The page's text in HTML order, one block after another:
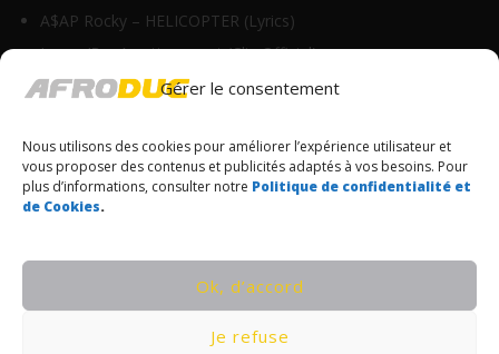
Gérer le consentement
Nous utilisons des cookies pour améliorer l’expérience utilisateur et
vous proposer des contenus et publicités adaptés à vos besoins. Pour
plus d’informations, consulter notre Politique de confidentialité et
de Cookies.
Ok, d’accord
Je refuse
A$AP Rocky – HELICOPTER (Lyrics)
Innoss’B – Avertissement (Clip Officiel)
Sins – Plus Que Toi (Lyrics)
Falcao Bello – Fatoumata (Lyrics + English…
Rob49 feat Loe Shimmy – I Need Us (Lyrics)
Terrian – Jesus Is Love (Lyrics)
© Copyrights Afroduc | Tous droits réservés
POLITIQUE DE CONFIDENTIALITÉ